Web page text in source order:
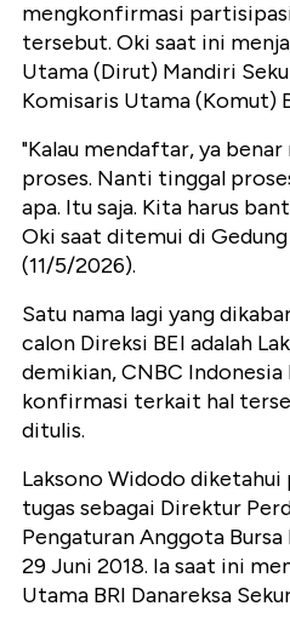
mengkonfirmasi
tersebut. Oki saat ini
Utama (Dirut) Mandiri
Komisaris Utama (Komut)
"Kalau mendaftar, ya
proses. Nanti tinggal
apa. Itu saja. Kita harus
Oki saat ditemui di
(11/5/2026).
Satu nama lagi yang
calon Direksi BEI adalah
demikian, CNBC
konfirmasi terkait hal
ditulis.
Laksono Widodo
tugas sebagai Direktur
Pengaturan Anggota Bursa
29 Juni 2018. Ia saat ini
Utama BRI Danareksa